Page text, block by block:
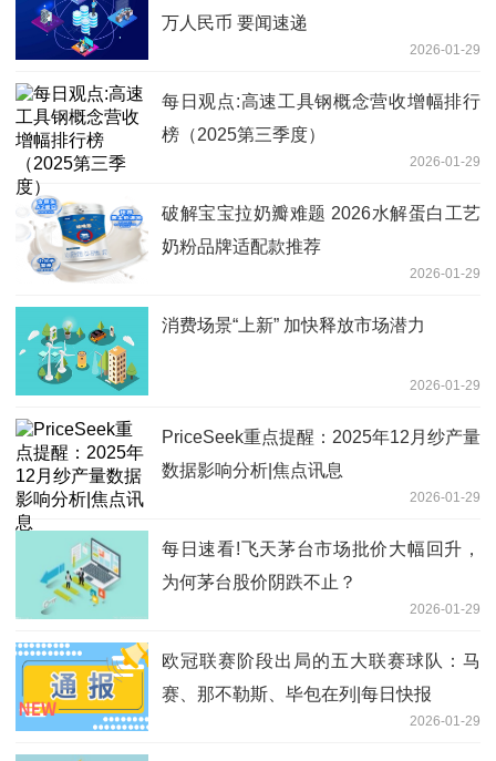
万人民币 要闻速递
2026-01-29
每日观点:高速工具钢概念营收增幅排行
榜（2025第三季度）
2026-01-29
破解宝宝拉奶瓣难题 2026水解蛋白工艺
奶粉品牌适配款推荐
2026-01-29
消费场景“上新” 加快释放市场潜力
2026-01-29
PriceSeek重点提醒：2025年12月纱产量
数据影响分析|焦点讯息
2026-01-29
每日速看!飞天茅台市场批价大幅回升，
为何茅台股价阴跌不止？
2026-01-29
欧冠联赛阶段出局的五大联赛球队：马
赛、那不勒斯、毕包在列|每日快报
2026-01-29